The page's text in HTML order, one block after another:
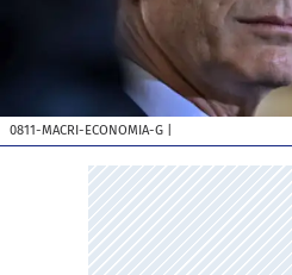
0811-MACRI-ECONOMIA-G